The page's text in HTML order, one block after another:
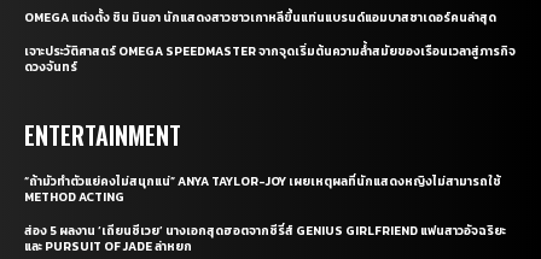
OMEGA แต่งตั้ง ชิน มินอา นักแสดงสาวชาวเกาหลีขึ้นแท่นแบรนด์แอมบาสซาเดอร์คนล่าสุด
เจาะประวัติศาสตร์ OMEGA SPEEDMASTER จากจุดเริ่มต้นความล้ำสมัยของเรือนเวลาสู่ภารกิจ
ดวงจันทร์
ENTERTAINMENT
“ถ้ามัวทำตัวแย่คงไม่สนุกแน่” ANYA TAYLOR-JOY เผยเหตุผลที่นักแสดงหญิงไม่สามารถใช้
METHOD ACTING
ส่อง 5 ผลงาน ‘เถียนซีเวย’ นางเอกสุดฮอตจากซีรี่ส์ GENIUS GIRLFRIEND แฟนสาวอัจฉริยะ
และ PURSUIT OF JADE ล่าหยก